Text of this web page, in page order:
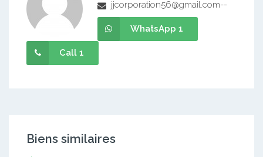
jjcorporation56@gmail.com--
WhatsApp 1
Call 1
Biens similaires